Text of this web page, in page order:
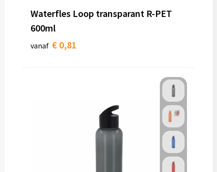
Waterfles Loop transparant R-PET
600ml
vanaf € 0,81